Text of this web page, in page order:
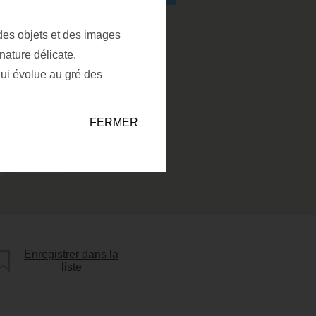
Enregistrer dans la
liste
Enregistrer dans la liste
objets et des images
délicate.
évolue au gré des
FERMER